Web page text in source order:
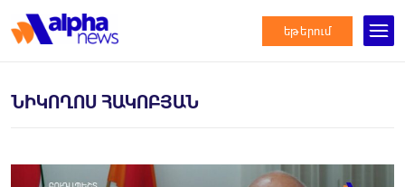
եթերում
ՆԻԿՈՂՈՍ ՀԱԿՈԲՅԱՆ